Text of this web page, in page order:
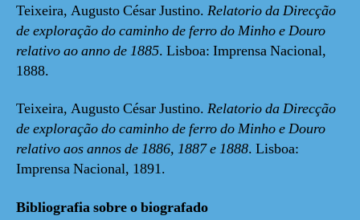
Teixeira, Augusto César Justino. Relatorio da Direcção
de exploração do caminho de ferro do Minho e Douro
relativo ao anno de 1885. Lisboa: Imprensa Nacional,
1888.
Teixeira, Augusto César Justino. Relatorio da Direcção
de exploração do caminho de ferro do Minho e Douro
relativo aos annos de 1886, 1887 e 1888. Lisboa:
Imprensa Nacional, 1891.
Bibliografia sobre o biografado